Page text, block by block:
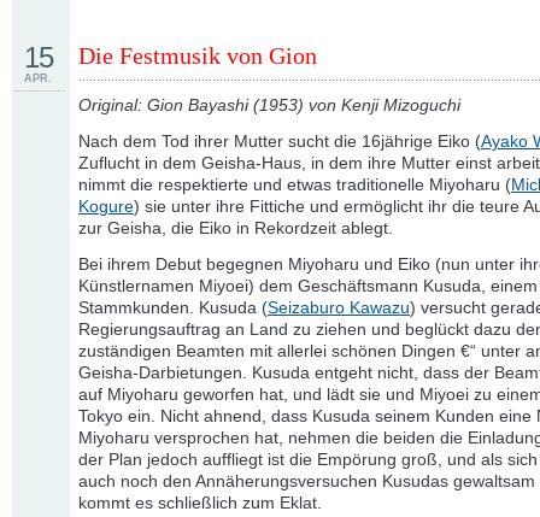
Die Festmusik von Gion
15
APR.
Original: Gion Bayashi (1953) von Kenji Mizoguchi
Nach dem Tod ihrer Mutter sucht die 16jährige Eiko (Ayako
Zuflucht in dem Geisha-Haus, in dem ihre Mutter einst
nimmt die respektierte und etwas traditionelle Miyoharu (
Kogure) sie unter ihre Fittiche und ermöglicht ihr die teure
zur Geisha, die Eiko in Rekordzeit ablegt.
Bei ihrem Debut begegnen Miyoharu und Eiko (nun unter
Künstlernamen Miyoei) dem Geschäftsmann Kusuda,
Stammkunden. Kusuda (Seizaburo Kawazu) versucht
Regierungsauftrag an Land zu ziehen und beglückt dazu
zuständigen Beamten mit allerlei schönen Dingen €“ unter
Geisha-Darbietungen. Kusuda entgeht nicht, dass der
auf Miyoharu geworfen hat, und lädt sie und Miyoei zu
Tokyo ein. Nicht ahnend, dass Kusuda seinem Kunden eine
Miyoharu versprochen hat, nehmen die beiden die
der Plan jedoch auffliegt ist die Empörung groß, und als
auch noch den Annäherungsversuchen Kusudas gewaltsam
kommt es schließlich zum Eklat.